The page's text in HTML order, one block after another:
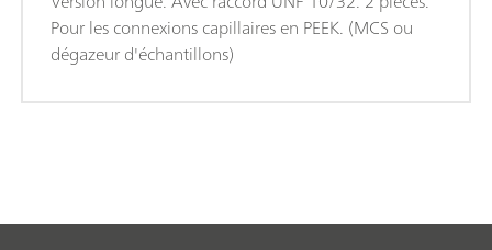
Pour les connexions capillaires en PEEK. (MCS ou
dégazeur d'échantillons)